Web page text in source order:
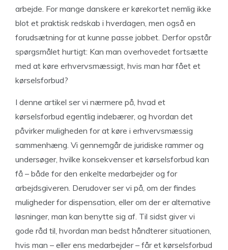
arbejde. For mange danskere er kørekortet nemlig ikke
blot et praktisk redskab i hverdagen, men også en
forudsætning for at kunne passe jobbet. Derfor opstår
spørgsmålet hurtigt: Kan man overhovedet fortsætte
med at køre erhvervsmæssigt, hvis man har fået et
kørselsforbud?
I denne artikel ser vi nærmere på, hvad et
kørselsforbud egentlig indebærer, og hvordan det
påvirker muligheden for at køre i erhvervsmæssig
sammenhæng. Vi gennemgår de juridiske rammer og
undersøger, hvilke konsekvenser et kørselsforbud kan
få – både for den enkelte medarbejder og for
arbejdsgiveren. Derudover ser vi på, om der findes
muligheder for dispensation, eller om der er alternative
løsninger, man kan benytte sig af. Til sidst giver vi
gode råd til, hvordan man bedst håndterer situationen,
hvis man – eller ens medarbejder – får et kørselsforbud